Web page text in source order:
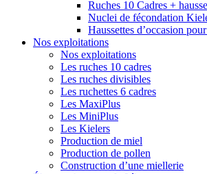
Ruches 10 Cadres +
Nuclei de fécondation
Haussettes d’occasion
Nos exploitations
Nos exploitations
Les ruches 10 cadres
Les ruches divisibles
Les ruchettes 6 cadres
Les MaxiPlus
Les MiniPlus
Les Kielers
Production de miel
Production de pollen
Construction d’une miellerie